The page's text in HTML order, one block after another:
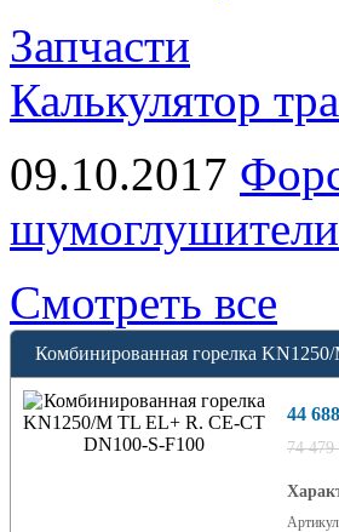
Запчасти
Калькулятор
09.10.2017
шумоглушители
Смотреть все
Комбинированная горелка
44 688
74 479
Артикул